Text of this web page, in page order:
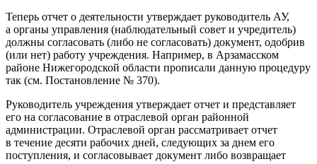
Теперь отчет о деятельности утверждает руководитель АУ,
а органы управления (наблюдательный совет и учредитель)
должны согласовать (либо не согласовать) документ, одобрив
(или нет) работу учреждения. Например, в Арзамасском
районе Нижегородской области прописали данную процедуру
так (см. Постановление № 370).
Руководитель учреждения утверждает отчет и представляет
его на согласование в отраслевой орган районной
администрации. Отраслевой орган рассматривает отчет
в течение десяти рабочих дней, следующих за днем его
поступления, и согласовывает документ либо возвращает